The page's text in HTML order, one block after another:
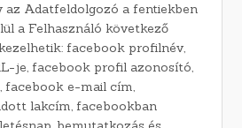
az Adatfeldolgozó a fentiekben
a Felhasználó következő
facebook profilnév,
je, facebook profil azonosító,
facebook e-mail cím,
lakcím, facebookban